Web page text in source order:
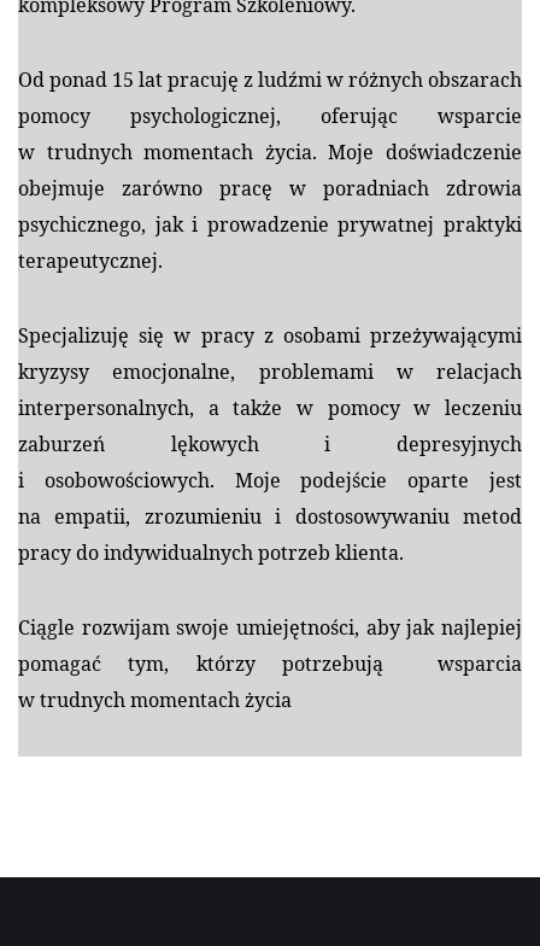
Od ponad 15 lat pracuję z ludźmi w różnych obszarach
pomocy psychologicznej, oferując wsparcie
w trudnych momentach życia. Moje doświadczenie
obejmuje zarówno pracę w poradniach zdrowia
psychicznego, jak i prowadzenie prywatnej praktyki
terapeutycznej.
Specjalizuję się w pracy z osobami przeżywającymi
kryzysy emocjonalne, problemami w relacjach
interpersonalnych, a także w pomocy w leczeniu
zaburzeń lękowych i depresyjnych
i osobowościowych. Moje podejście oparte jest
na empatii, zrozumieniu i dostosowywaniu metod
pracy do indywidualnych potrzeb klienta.
Ciągle rozwijam swoje umiejętności, aby jak najlepiej
pomagać tym, którzy potrzebują wsparcia
w trudnych momentach życia